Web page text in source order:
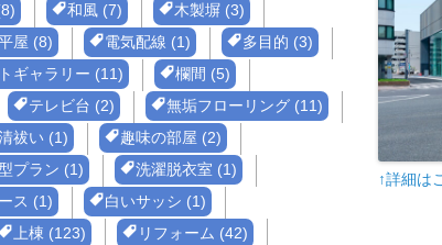
和風 (7)
木製塀 (3)
屋 (8) 電気配線 (1)
多目的 (3)
ギャラリー (11)
欄間 (5)
テレビ台 (2)
無垢フローリング (11)
祓い (1)
趣味の部屋 (2)
プラン (1)
洗濯脱衣室 (1)
ス (1)
白いサッシ (1)
上棟 (123)
リフォーム (42)
↑詳細は